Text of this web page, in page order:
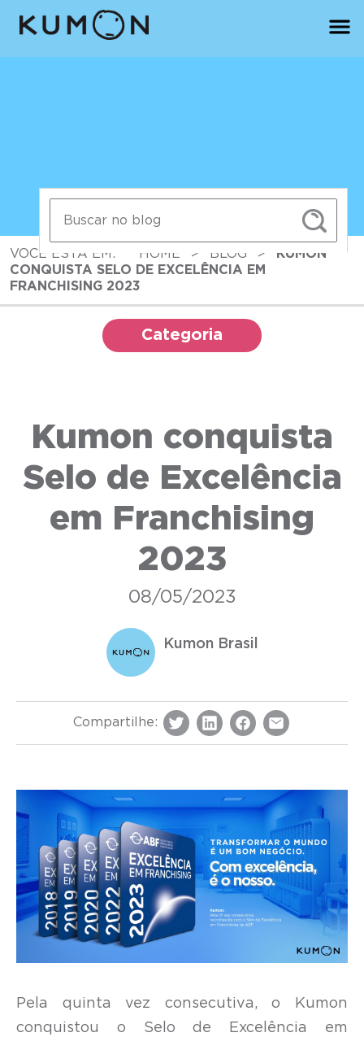
VOCÊ ESTÁ EM: HOME > BLOG >
KUMON
CONQUISTA SELO DE EXCELÊNCIA EM
FRANCHISING 2023
Categoria
Kumon conquista
Selo de Excelência
em Franchising
2023
08/05/2023
Kumon Brasil
Compartilhe:
Pela quinta vez consecutiva, o Kumon
conquistou o Selo de Excelência em